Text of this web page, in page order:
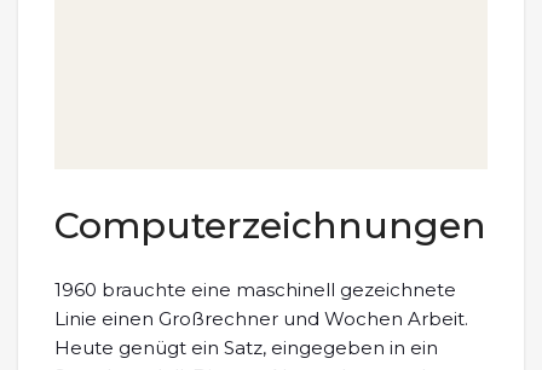
Computerzeichnungen
1960 brauchte eine maschinell gezeichnete
Linie einen Großrechner und Wochen Arbeit.
Heute genügt ein Satz, eingegeben in ein